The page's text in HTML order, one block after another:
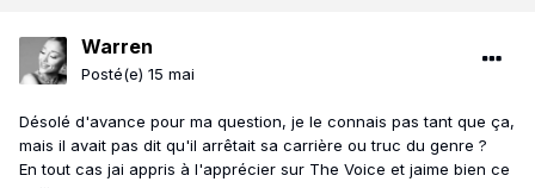
Warren
Posté(e) 15 mai
Désolé d'avance pour ma question, je le connais pas tant que ça,
mais il avait pas dit qu'il arrêtait sa carrière ou truc du genre ?
En tout cas jai appris à l'apprécier sur The Voice et jaime bien ce